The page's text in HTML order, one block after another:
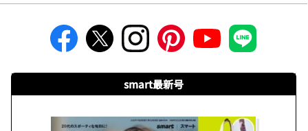
smart最新号